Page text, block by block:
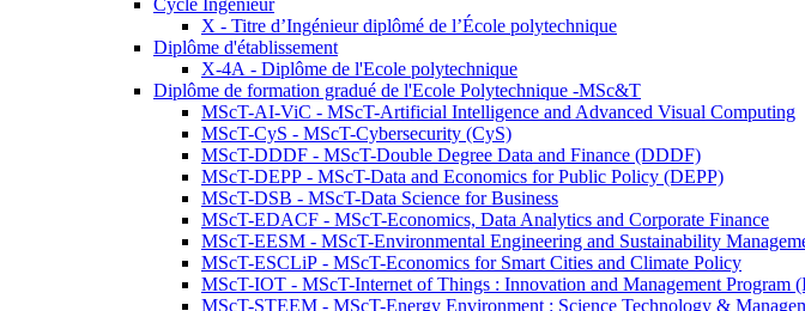
Cycle Ingénieur
X - Titre d’Ingénieur diplômé de l’École polytechnique
Diplôme d'établissement
X-4A - Diplôme de l'Ecole polytechnique
Diplôme de formation gradué de l'Ecole Polytechnique -MSc&T
MScT-AI-ViC - MScT-Artificial Intelligence and Advanced Visual Computing
MScT-CyS - MScT-Cybersecurity (CyS)
MScT-DDDF - MScT-Double Degree Data and Finance (DDDF)
MScT-DEPP - MScT-Data and Economics for Public Policy (DEPP)
MScT-DSB - MScT-Data Science for Business
MScT-EDACF - MScT-Economics, Data Analytics and Corporate Finance
MScT-EESM - MScT-Environmental Engineering and Sustainability
MScT-ESCLiP - MScT-Economics for Smart Cities and Climate Policy
MScT-IOT - MScT-Internet of Things : Innovation and Management Program
MScT-STEEM - MScT-Energy Environment : Science Technology &